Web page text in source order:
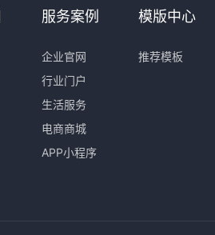
服务案例
企业官网
行业门户
生活服务
电商商城
APP小程序
模版中心
推荐模板